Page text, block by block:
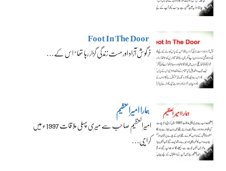
Foot In The Door
خرگوش آزاد اور مست زندگی گزار رہا تھا‘ اس کے…
ہمارا امیرالعظیم
امیرالعظیم صاحب سے میری پہلی ملاقات 1997ء میں
کراچی…